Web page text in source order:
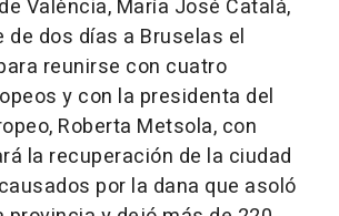
València, María José Catalá,
de dos días a Bruselas el
reunirse con cuatro
y con la presidenta del
Roberta Metsola, con
la recuperación de la ciudad
por la dana que asoló